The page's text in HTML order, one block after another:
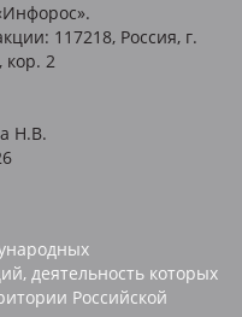
117218, Россия, г.
кор. 2
Н.В.
деятельность которых
Российской